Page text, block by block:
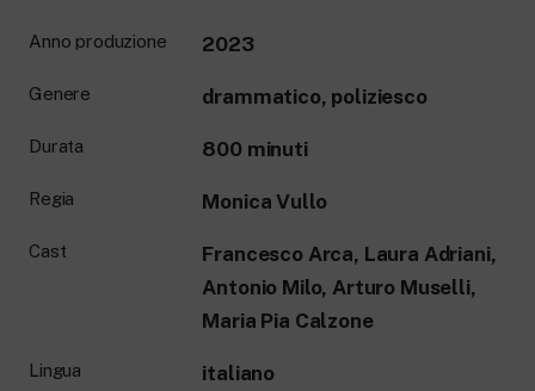
Anno produzione 2023
Genere drammatico, poliziesco
Durata 800 minuti
Regia Monica Vullo
Cast
Francesco Arca, Laura Adriani,
Antonio Milo, Arturo Muselli,
Maria Pia Calzone
Lingua italiano